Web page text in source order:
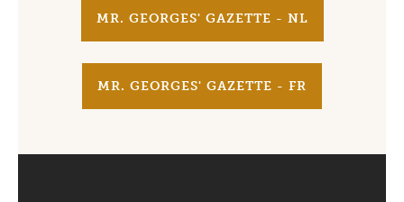
MR. GEORGES' GAZETTE - NL
MR. GEORGES' GAZETTE - FR